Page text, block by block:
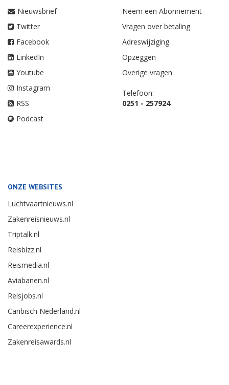
Nieuwsbrief
Twitter
Facebook
LinkedIn
Youtube
Instagram
RSS
Podcast
Neem een Abonnement
Vragen over betaling
Adreswijziging
Opzeggen
Overige vragen
Telefoon:
0251 - 257924
ONZE WEBSITES
Luchtvaartnieuws.nl
Zakenreisnieuws.nl
Triptalk.nl
Reisbizz.nl
Reismedia.nl
Aviabanen.nl
Reisjobs.nl
Caribisch Nederland.nl
Careerexperience.nl
Zakenreisawards.nl